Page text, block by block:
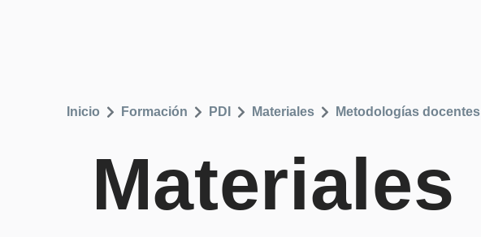
Materiales
Inicio Formación PDI Materiales Metodologías docentes